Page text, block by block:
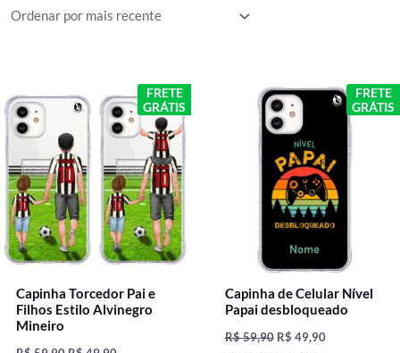
FRETE
GRÁTIS
Capinha Torcedor Pai e
Filhos Estilo Alvinegro
Mineiro
preço
original
era:
R$ 59,90.
preço
atual
é:
R$ 49,90.
FRETE
GRÁTIS
Capinha de Celular Nível
Papai desbloqueado
R$59,90
O
preço
original
era:
R$ 59,90.
R$ 49,90
O
preço
atual
R$ 49,90.